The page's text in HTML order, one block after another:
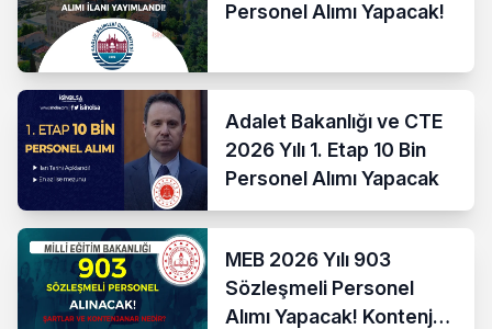
Personel Alımı Yapacak!
Adalet Bakanlığı ve CTE
2026 Yılı 1. Etap 10 Bin
Personel Alımı Yapacak
MEB 2026 Yılı 903
Sözleşmeli Personel
Alımı Yapacak! Kontenjan